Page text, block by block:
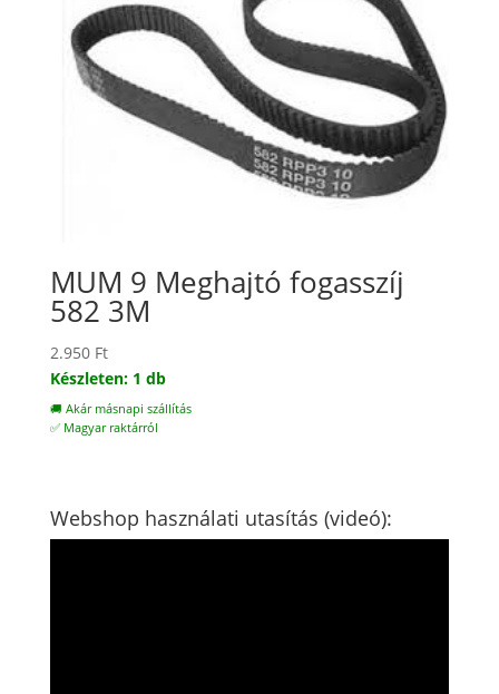
MUM 9 Meghajtó fogasszíj
582 3M
2.950 Ft
Készleten: 1 db
🚚 Akár másnapi szállítás
✅ Magyar raktárról
Webshop használati utasítás (videó):